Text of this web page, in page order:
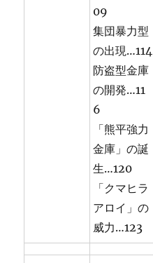
09
集団暴力型
の出現…114
防盗型金庫
の開発…11
6
「熊平強力
金庫」の誕
生…120
「クマヒラ
アロイ」の
威力…123